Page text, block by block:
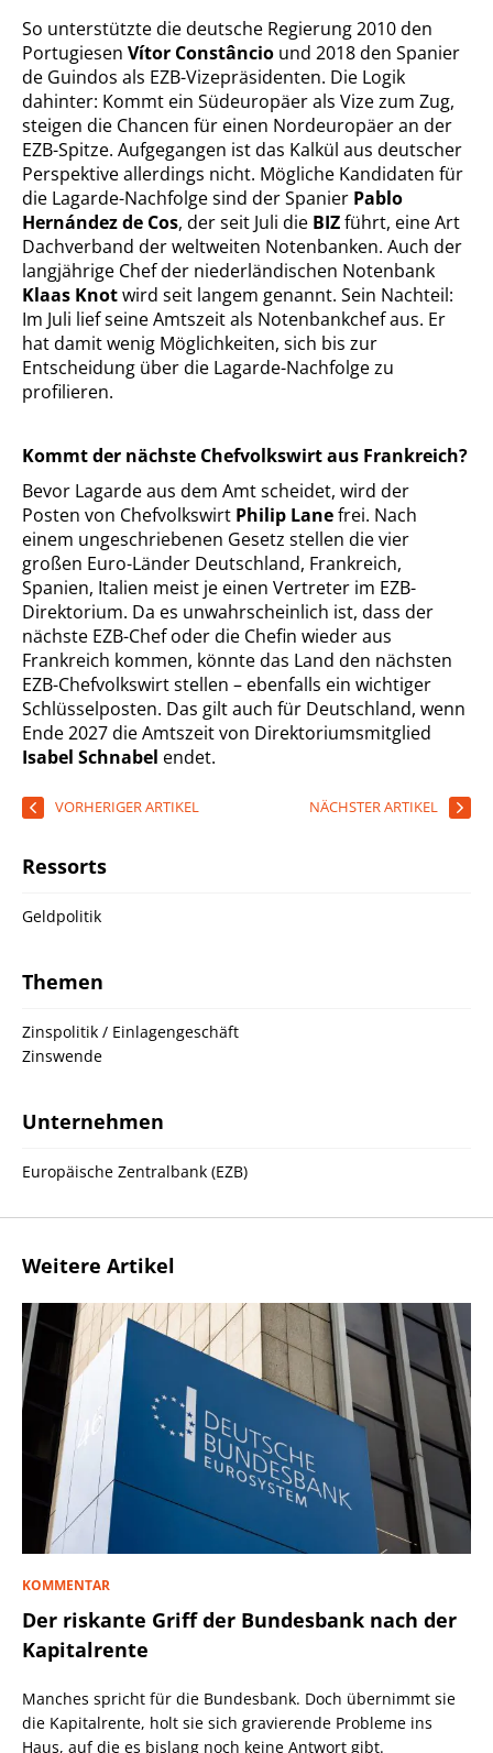
So unterstützte die deutsche Regierung 2010 den
Portugiesen Vítor Constâncio und 2018 den Spanier
de Guindos als EZB-Vizepräsidenten. Die Logik
dahinter: Kommt ein Südeuropäer als Vize zum Zug,
steigen die Chancen für einen Nordeuropäer an der
EZB-Spitze. Aufgegangen ist das Kalkül aus deutscher
Perspektive allerdings nicht. Mögliche Kandidaten für
die Lagarde-Nachfolge sind der Spanier Pablo
Hernández de Cos, der seit Juli die BIZführt, eine Art
Dachverband der weltweiten Notenbanken. Auch der
langjährige Chef der niederländischen Notenbank
Klaas Knotwird seit langem genannt. Sein Nachteil:
Im Juli lief seine Amtszeit als Notenbankchef aus. Er
hat damit wenig Möglichkeiten, sich bis zur
Entscheidung über die Lagarde-Nachfolge zu
profilieren.
Kommt der nächste Chefvolkswirt aus Frankreich?
Bevor Lagarde aus dem Amt scheidet, wird der
Posten von Chefvolkswirt Philip Lanefrei. Nach
einem ungeschriebenen Gesetz stellen die vier
großen Euro-Länder Deutschland, Frankreich,
Spanien, Italien meist je einen Vertreter im EZB-
Direktorium. Da es unwahrscheinlich ist, dass der
nächste EZB-Chef oder die Chefin wieder aus
Frankreich kommen, könnte das Land den nächsten
EZB-Chefvolkswirt stellen – ebenfalls ein wichtiger
Schlüsselposten. Das gilt auch für Deutschland, wenn
Ende 2027 die Amtszeit von Direktoriumsmitglied
Isabel Schnabel endet.
VORHERIGER ARTIKEL NÄCHSTER ARTIKEL
Ressorts
Geldpolitik
Themen
Zinspolitik / Einlagengeschäft
Zinswende
Unternehmen
Europäische Zentralbank (EZB)
Weitere Artikel
KOMMENTAR
Der riskante Griff der Bundesbank nach der
Kapitalrente
Manches spricht für die Bundesbank. Doch übernimmt sie
die Kapitalrente, holt sie sich gravierende Probleme ins
Haus, auf die es bislang noch keine Antwort gibt.